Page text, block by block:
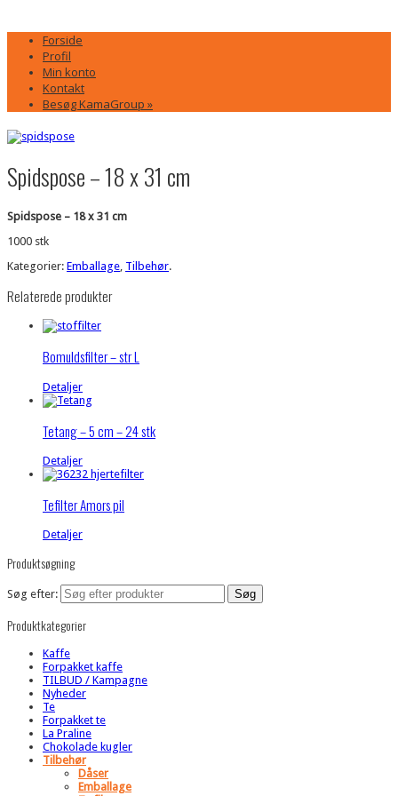
Forside
Profil
Min konto
Kontakt
Besøg KamaGroup »
Spidspose – 18 x 31 cm
Spidspose – 18 x 31 cm
1000 stk
Kategorier: Emballage Tilbehør.
Relaterede produkter
Bomuldsfilter – str L
Detaljer
Tetang – 5 cm – 24 stk
Detaljer
Tefilter Amors pil
Detaljer
Produktsøgning
Søg efter:
Produktkategorier
Kaffe
Forpakket kaffe
TILBUD / Kampagne
Nyheder
Te
Forpakket te
La Praline
Chokolade kugler
Tilbehør
Dåser
Emballage